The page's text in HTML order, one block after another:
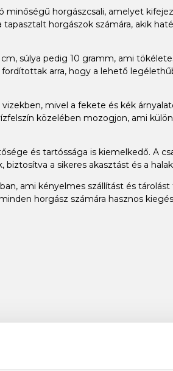
minőségű horgászcsali, amelyet
horgászok számára, akik
súlya pedig 10 gramm, ami
arra, hogy a lehető
mivel a fekete és kék
közelében mozogjon, ami
és tartóssága is kiemelkedő. A
a sikeres akasztást és a
ami kényelmes szállítást és
horgász számára hasznos
mindazok számára, akik